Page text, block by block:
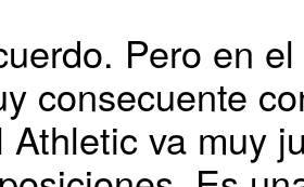
Pero en
consecuente
Athletic va muy